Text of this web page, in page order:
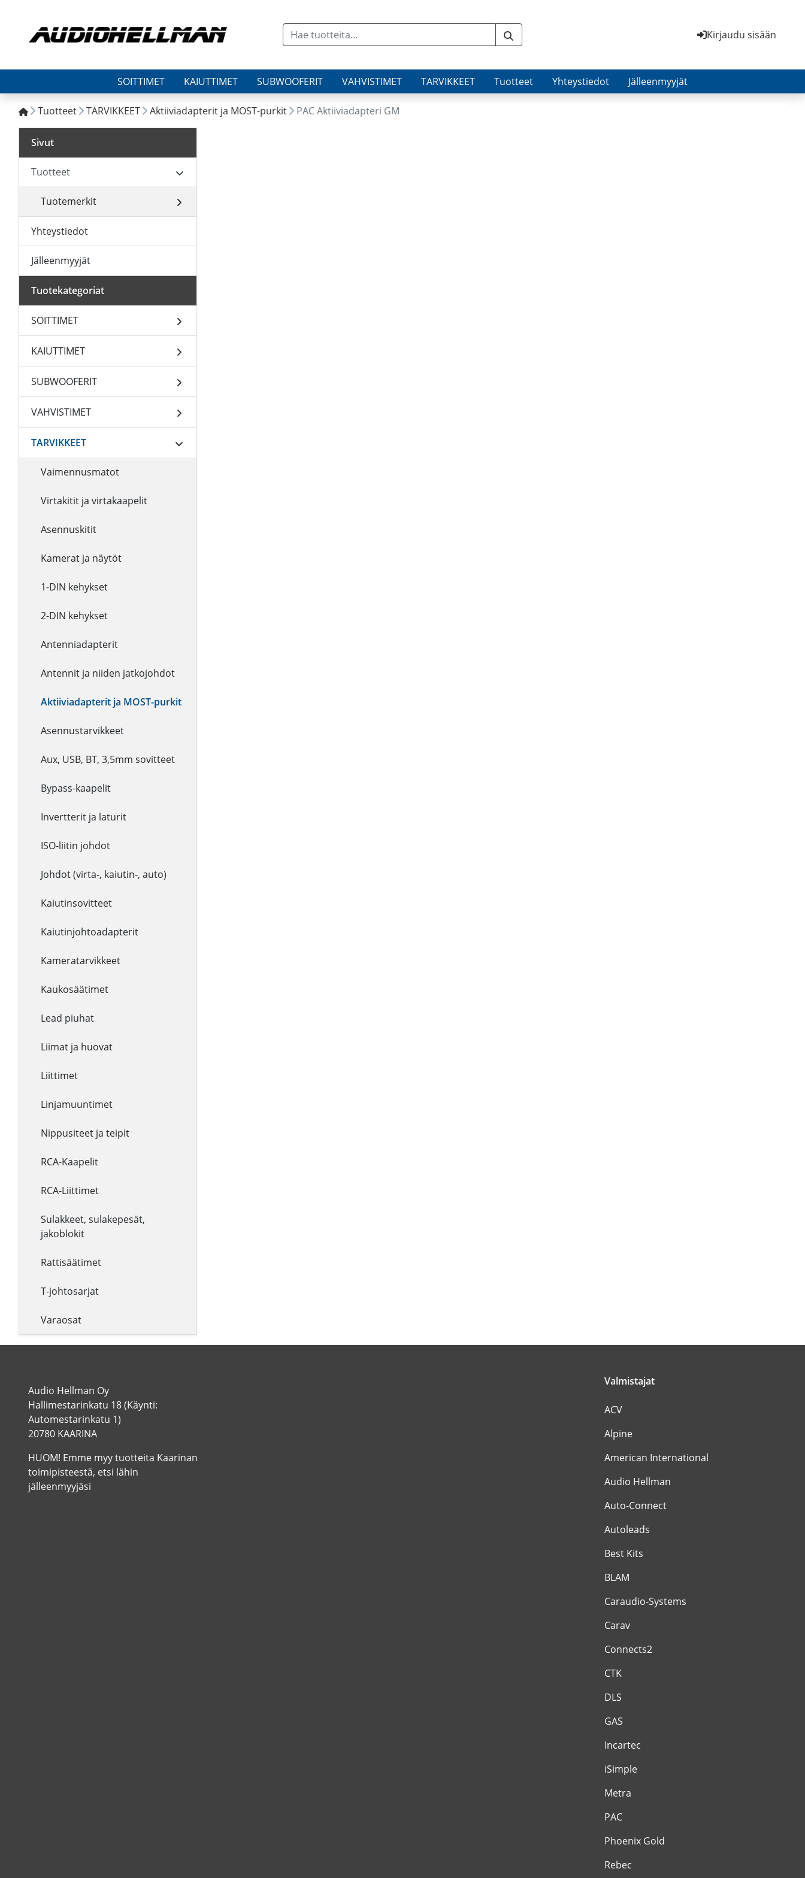
Kirjaudu sisään
SOITTIMET KAIUTTIMET SUBWOOFERIT VAHVISTIMET TARVIKKEET Tuotteet Yhteystiedot Jälleenmyyjät
Tuotteet TARVIKKEET Aktiiviadapterit ja MOST-purkit PAC Aktiiviadapteri GM
Sivut
Tuotteet
Tuotemerkit
Yhteystiedot
Jälleenmyyjät
Tuotekategoriat
SOITTIMET
KAIUTTIMET
SUBWOOFERIT
VAHVISTIMET
TARVIKKEET
Vaimennusmatot
Virtakitit ja virtakaapelit
Asennuskitit
Kamerat ja näytöt
1-DIN kehykset
2-DIN kehykset
Antenniadapterit
Antennit ja niiden jatkojohdot
Aktiiviadapterit ja MOST-purkit
Asennustarvikkeet
Aux, USB, BT, 3,5mm sovitteet
Bypass-kaapelit
Invertterit ja laturit
ISO-liitin johdot
Johdot (virta-, kaiutin-, auto)
Kaiutinsovitteet
Kaiutinjohtoadapterit
Kameratarvikkeet
Kaukosäätimet
Lead piuhat
Liimat ja huovat
Liittimet
Linjamuuntimet
Nippusiteet ja teipit
RCA-Kaapelit
RCA-Liittimet
Sulakkeet, sulakepesät,
jakoblokit
Rattisäätimet
T-johtosarjat
Varaosat
Audio Hellman Oy
Hallimestarinkatu 18 (Käynti:
Automestarinkatu 1)
20780 KAARINA
HUOM! Emme myy tuotteita Kaarinan
toimipisteestä, etsi lähin
jälleenmyyjäsi
Valmistajat
ACV
Alpine
American International
Audio Hellman
Auto-Connect
Autoleads
Best Kits
BLAM
Caraudio-Systems
Carav
Connects2
CTK
DLS
GAS
Incartec
iSimple
Metra
PAC
Phoenix Gold
Rebec